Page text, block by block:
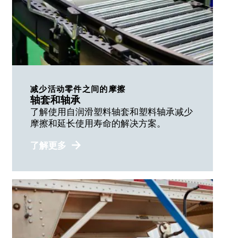
减少活动零件之间的摩擦
轴套和轴承
了解使用自润滑塑料轴套和塑料轴承减少
摩擦和延长使用寿命的解决方案。
了解更多